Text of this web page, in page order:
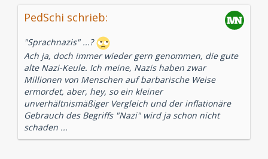
PedSchi schrieb:
"Sprachnazis" ...?
Ach ja, doch immer wieder gern genommen, die gute
alte Nazi-Keule. Ich meine, Nazis haben zwar
Millionen von Menschen auf barbarische Weise
ermordet, aber, hey, so ein kleiner
unverhältnismäßiger Vergleich und der inflationäre
Gebrauch des Begriffs "Nazi" wird ja schon nicht
schaden ...